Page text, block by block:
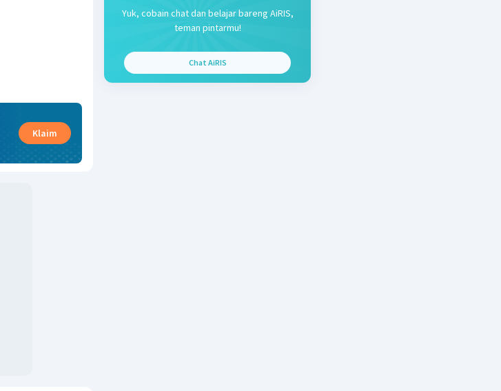
Klaim
Yuk, cobain chat dan belajar bareng AiRIS,
teman pintarmu!
Chat AiRIS